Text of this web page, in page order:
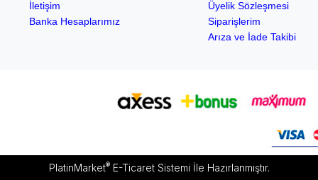
İletişim
Banka Hesaplarımız
Üyelik Sözleşmesi
Siparişlerim
Arıza ve İade Takibi
PlatinMarket®E-Ticaret Sistemiİle Hazırlanmıştır.